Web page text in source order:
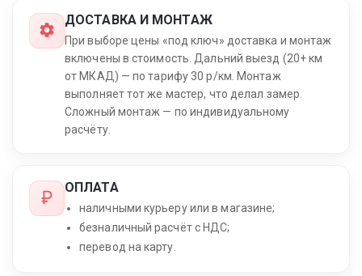
ДОСТАВКА И МОНТАЖ
При выборе цены «под ключ» доставка и монтаж
включены в стоимость. Дальний выезд (20+ км
от МКАД) — по тарифу 30 р/км. Монтаж
выполняет тот же мастер, что делал замер.
Сложный монтаж — по индивидуальному
расчёту.
ОПЛАТА
наличными курьеру или в магазине;
безналичный расчёт с НДС;
перевод на карту.